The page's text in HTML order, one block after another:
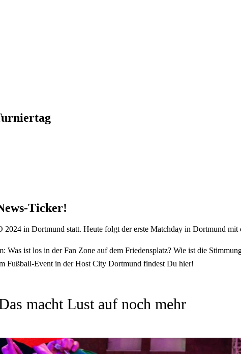
Ticker!
in Dortmund statt. Heute folgt der erste Matchday in Dortmund
ist los in der Fan Zone auf dem Friedensplatz? Wie ist die
Fußball-Event in der Host City Dortmund findest Du hier!
macht Lust auf noch mehr